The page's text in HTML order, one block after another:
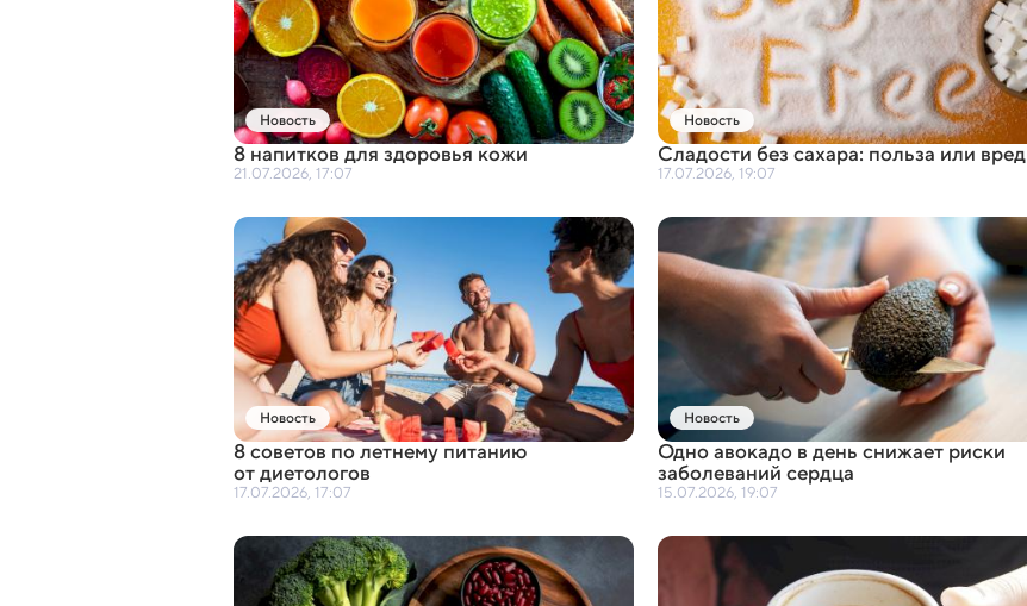
Новость
8 напитков для здоровья кожи
21.07.2026, 17:07
Новость
Сладости без сахара: польза или вред
17.07.2026, 19:07
Новость
8 советов по летнему питанию
от диетологов
17.07.2026, 17:07
Новость
Одно авокадо в день снижает риски
заболеваний сердца
15.07.2026, 19:07